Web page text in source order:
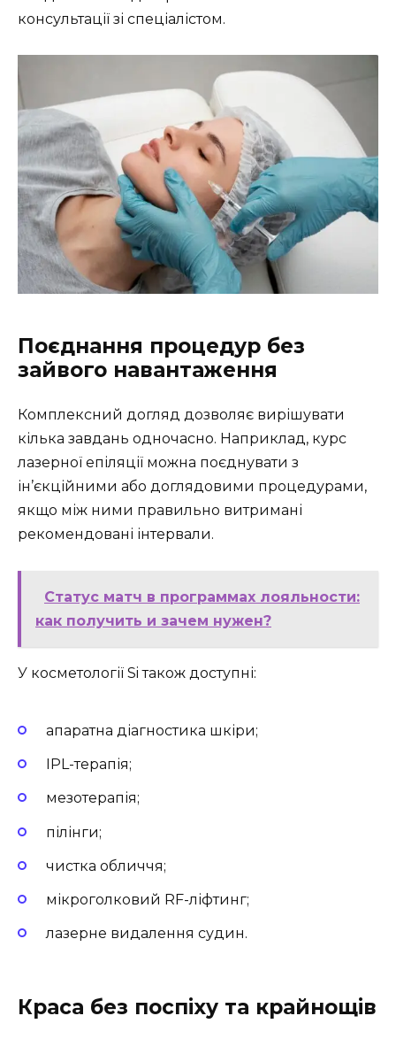
консультації зі спеціалістом.
Поєднання процедур без
зайвого навантаження
Комплексний догляд дозволяє вирішувати
кілька завдань одночасно. Наприклад, курс
лазерної епіляції можна поєднувати з
ін’єкційними або доглядовими процедурами,
якщо між ними правильно витримані
рекомендовані інтервали.
Статус матч в программах лояльности:
как получить и зачем нужен?
У косметології Si також доступні:
апаратна діагностика шкіри;
IPL-терапія;
мезотерапія;
пілінги;
чистка обличчя;
мікроголковий RF-ліфтинг;
лазерне видалення судин.
Краса без поспіху та крайнощів